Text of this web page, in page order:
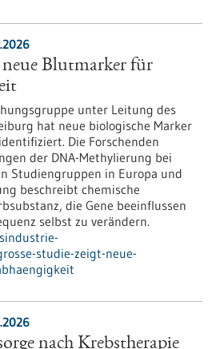
Blutmarker für
unter Leitung des
hat neue biologische Marker
Die Forschenden
der DNA-Methylierung bei
Studiengruppen in Europa und
beschreibt chemische
die Gene beeinflussen
selbst zu verändern.
studie-zeigt-neue-
nach Krebstherapie